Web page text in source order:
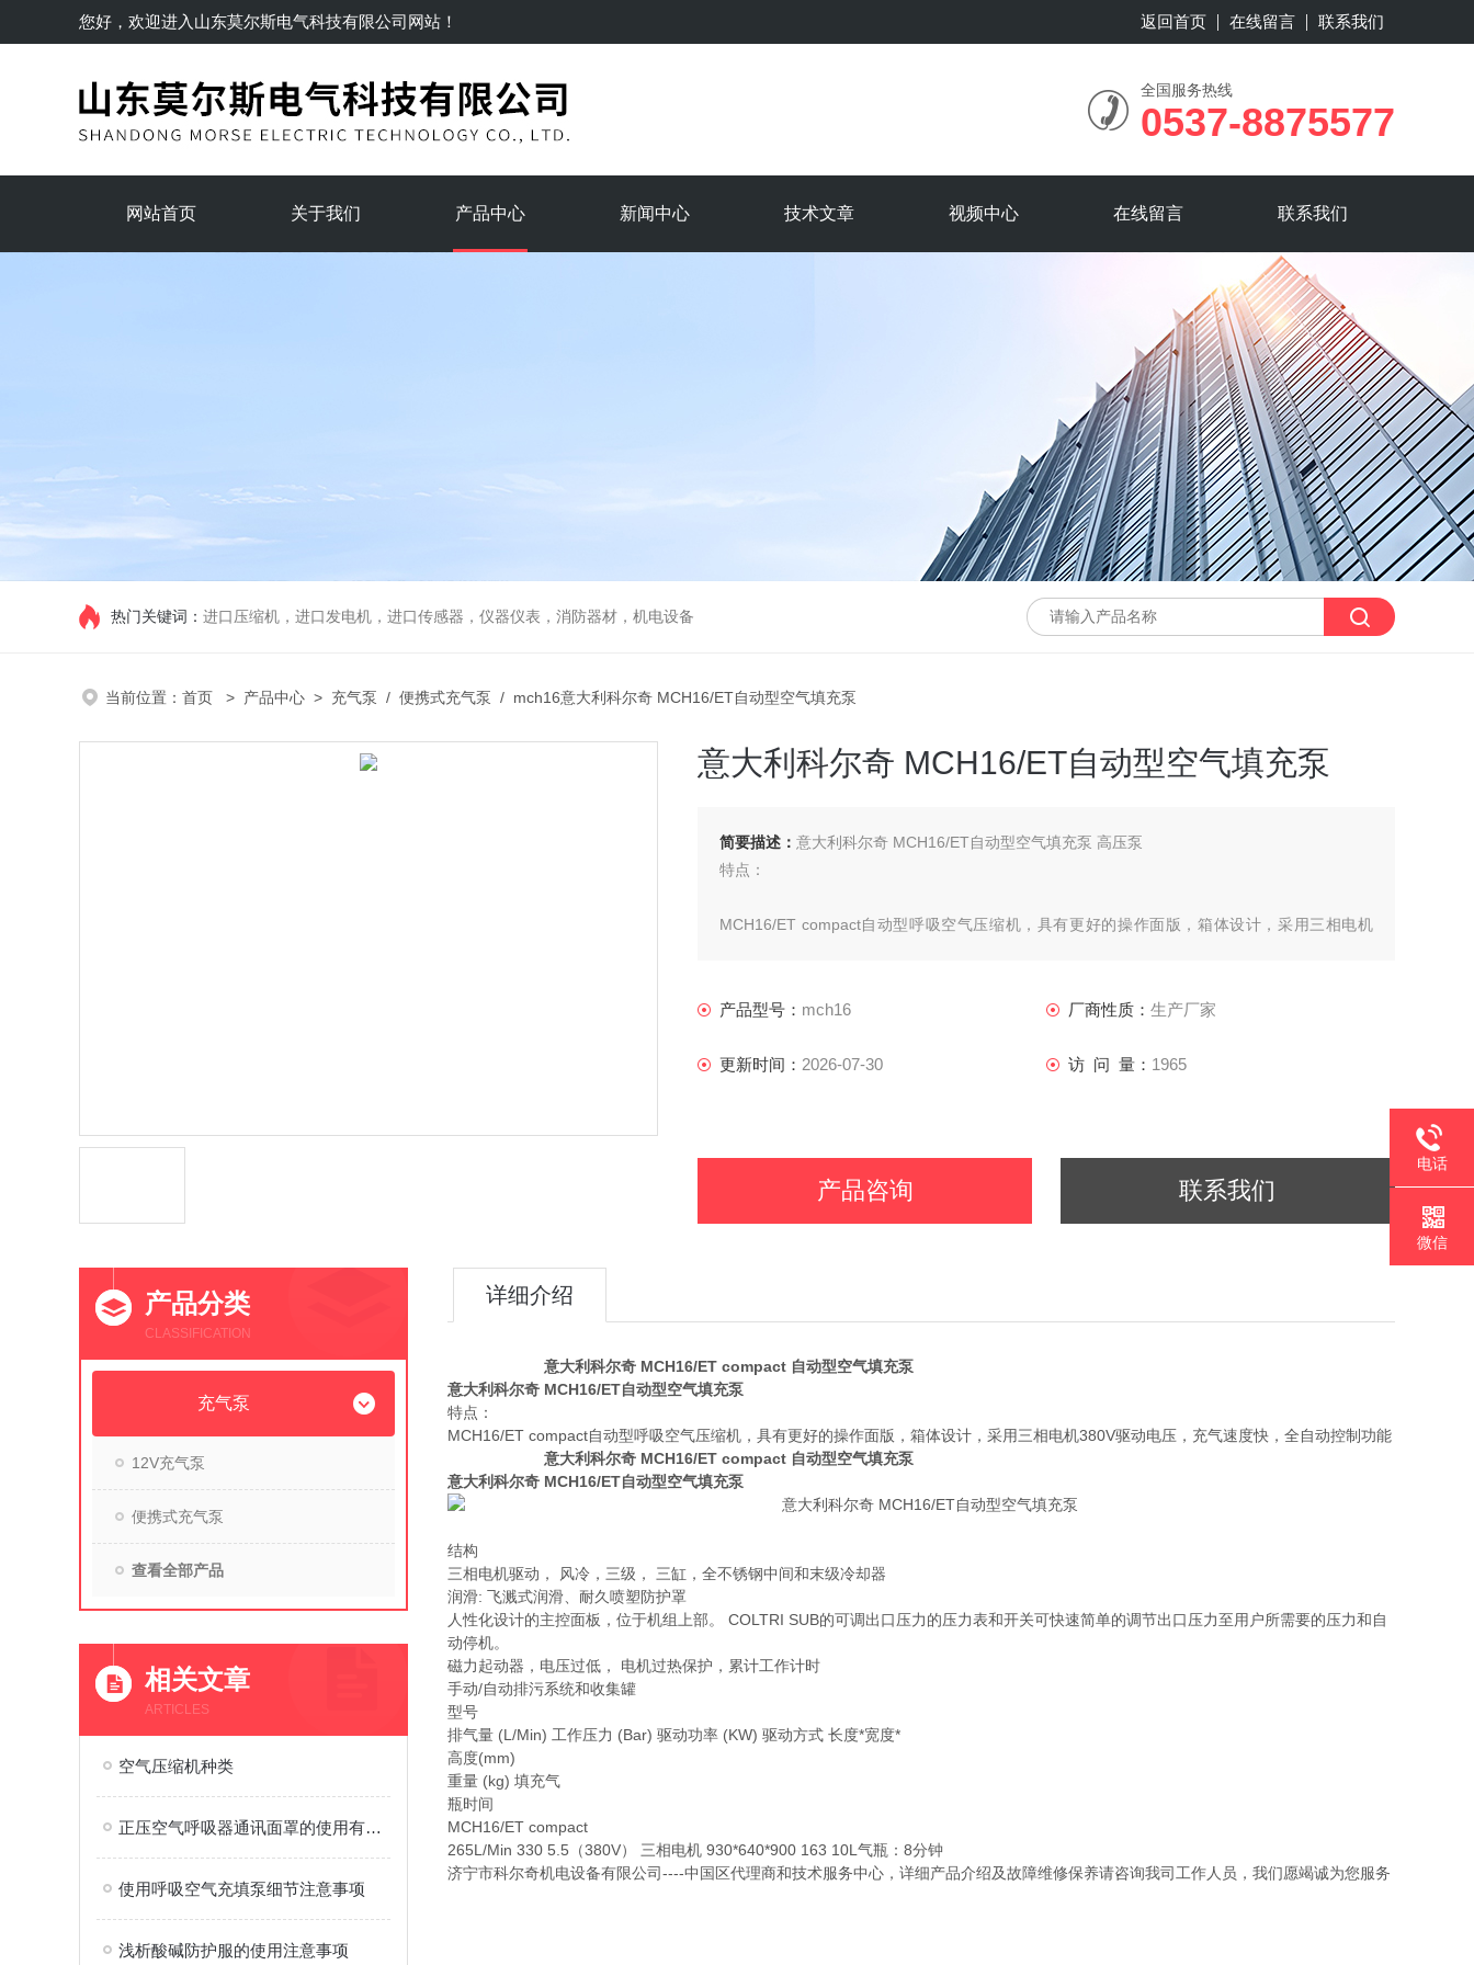
您好，欢迎进入 山东莫尔斯电气科技有限公司网站！ 返回首页 在线留言 联系我们
全国服务热线
0537-8875577
网站首页 关于我们 产品中心 新闻中心 技术文章 视频中心 在线留言 联系我们
热门关键词： 进口压缩机，进口发电机，进口传感器，仪器仪表，消防器材，机电设备
当前位置： 首页 > 产品中心 > 充气泵 / 便携式充气泵 / mch16意大利科尔奇 MCH16/ET自动型空气填充泵
意大利科尔奇 MCH16/ET自动型空气填充泵
简要描述： 意大利科尔奇 MCH16/ET自动型空气填充泵 高压泵
特点：
MCH16/ET compact自动型呼吸空气压缩机，具有更好的操作面版，箱体设计，采用三相电机
产品型号： mch16 厂商性质： 生产厂家
更新时间： 2026-07-30 访 问 量： 1965
产品咨询 联系我们
产品分类
CLASSIFICATION
充气泵
12V充气泵
便携式充气泵
查看全部产品
相关文章
ARTICLES
空气压缩机种类
正压空气呼吸器通讯面罩的使用有方法可循
使用呼吸空气充填泵细节注意事项
浅析酸碱防护服的使用注意事项
详细介绍
意大利科尔奇 MCH16/ET compact 自动型空气填充泵
意大利科尔奇 MCH16/ET自动型空气填充泵
特点：
MCH16/ET compact自动型呼吸空气压缩机，具有更好的操作面版，箱体设计，采用三相电机380V驱动电压，充气速度快，全自动控制功能
意大利科尔奇 MCH16/ET compact 自动型空气填充泵
意大利科尔奇 MCH16/ET自动型空气填充泵
结构
三相电机驱动， 风冷，三级， 三缸，全不锈钢中间和末级冷却器
润滑: 飞溅式润滑、耐久喷塑防护罩
人性化设计的主控面板，位于机组上部。 COLTRI SUB的可调出口压力的压力表和开关可快速简单的调节出口压力至用户所需要的压力和自
动停机。
磁力起动器，电压过低， 电机过热保护，累计工作计时
手动/自动排污系统和收集罐
型号
排气量 (L/Min) 工作压力 (Bar) 驱动功率 (KW) 驱动方式 长度*宽度*
高度(mm)
重量 (kg) 填充气
瓶时间
MCH16/ET compact
265L/Min 330 5.5（380V） 三相电机 930*640*900 163 10L气瓶：8分钟
济宁市科尔奇机电设备有限公司----中国区代理商和技术服务中心，详细产品介绍及故障维修保养请咨询我司工作人员，我们愿竭诚为您服务
电话
微信